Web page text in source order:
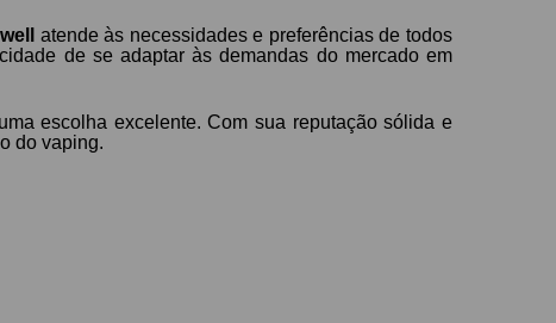
atende às necessidades e preferências de todos
de se adaptar às demandas do mercado em
escolha excelente. Com sua reputação sólida e
do vaping.